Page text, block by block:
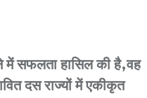
में सफलता हासिल की है,वह
दस राज्यों में एकीकृत